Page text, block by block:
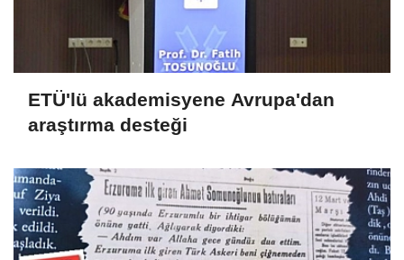
ETÜ'lü akademisyene Avrupa'dan
araştırma desteği